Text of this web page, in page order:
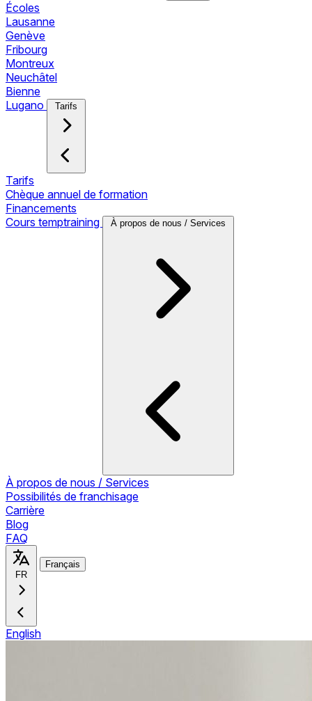
Écoles
Lausanne
Genève
Fribourg
Montreux
Neuchâtel
Bienne
Lugano
Tarifs
Tarifs
Chèque annuel de formation
Financements
Cours temptraining
À propos de nous / Services
À propos de nous / Services
Possibilités de franchisage
Carrière
Blog
FAQ
FR
Français
English